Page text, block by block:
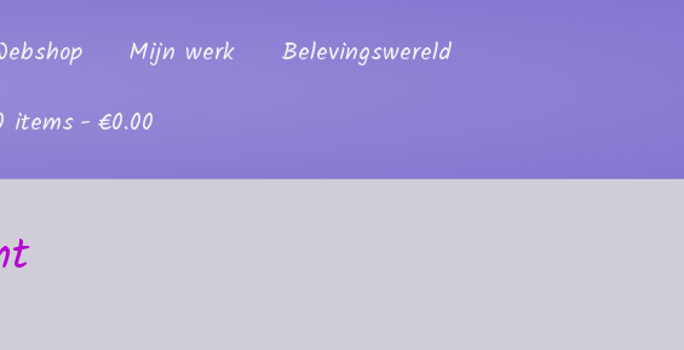
Mijn werk
Belevingswereld
items €0.00